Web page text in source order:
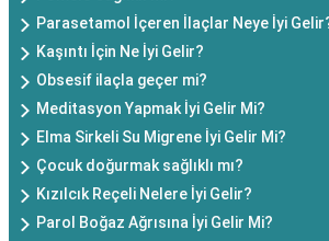
Parasetamol İçeren İlaçlar Neye İyi
Kaşıntı İçin Ne İyi Gelir?
Obsesif ilaçla geçer mi?
Meditasyon Yapmak İyi Gelir Mi?
Elma Sirkeli Su Migrene İyi Gelir Mi?
Çocuk doğurmak sağlıklı mı?
Kızılcık Reçeli Nelere İyi Gelir?
Parol Boğaz Ağrısına İyi Gelir Mi?